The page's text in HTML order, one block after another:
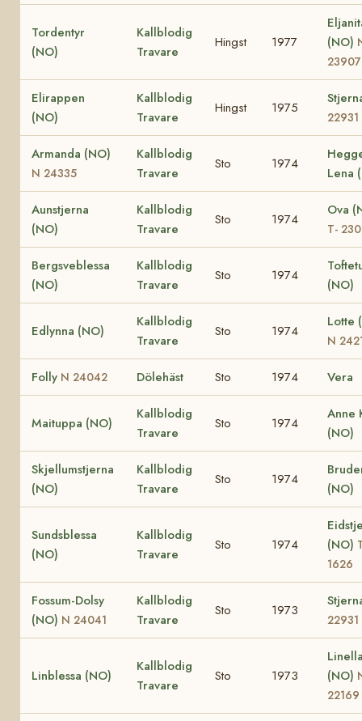
Tordentyr
(NO)
Kallblodig
Travare
Hingst 1977
(NO)
23907
Elirappen
(NO)
Kallblodig
Travare
Hingst 1975
22931
Armanda (NO)
N 24335
Kallblodig
Travare
Sto 1974
Lena
Aunstjerna
(NO)
Kallblodig
Travare
Sto 1974
Ova
T-
Bergsveblessa
(NO)
Kallblodig
Travare
Sto 1974
(NO)
Edlynna (NO)
Kallblodig
Travare
Sto 1974
Lotte
N
Folly N 24042 Dölehäst Sto 1974 Vera
Maituppa (NO)
Kallblodig
Travare
Sto 1974
Anne
(NO)
Skjellumstjerna
(NO)
Kallblodig
Travare
Sto 1974
(NO)
Sundsblessa
(NO)
Kallblodig
Travare
Sto 1974
(NO)
1626
Fossum-Dolsy
(NO) N 24041
Kallblodig
Travare
Sto 1973
22931
Linblessa (NO)
Kallblodig
Travare
Sto 1973
(NO)
22169